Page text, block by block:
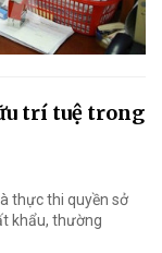
trí tuệ trong
thực thi quyền sở
khẩu, thường